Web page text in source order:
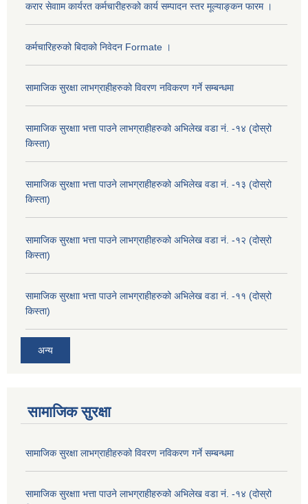
करार सेवााम कार्यरत कर्मचारीहरुको कार्य सम्पादन स्तर मूल्याङ्कन फारम ।
कर्मचारिहरुको बिदाको निवेदन Formate ।
सामाजिक सुरक्षा लाभग्राहीहरुको विवरण नविकरण गर्ने सम्बन्धमा
सामाजिक सुरक्षाा भत्ता पाउने लाभग्राहीहरुको अभिलेख वडा नं. -१४ (दोस्रो
किस्ता)
सामाजिक सुरक्षाा भत्ता पाउने लाभग्राहीहरुको अभिलेख वडा नं. -१३ (दोस्रो
किस्ता)
सामाजिक सुरक्षाा भत्ता पाउने लाभग्राहीहरुको अभिलेख वडा नं. -१२ (दोस्रो
किस्ता)
सामाजिक सुरक्षाा भत्ता पाउने लाभग्राहीहरुको अभिलेख वडा नं. -११ (दोस्रो
किस्ता)
अन्य
सामाजिक सुरक्षा
सामाजिक सुरक्षा लाभग्राहीहरुको विवरण नविकरण गर्ने सम्बन्धमा
सामाजिक सुरक्षाा भत्ता पाउने लाभग्राहीहरुको अभिलेख वडा नं. -१४ (दोस्रो